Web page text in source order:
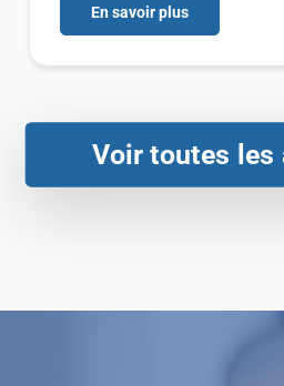
En savoir plus
Voir toutes les